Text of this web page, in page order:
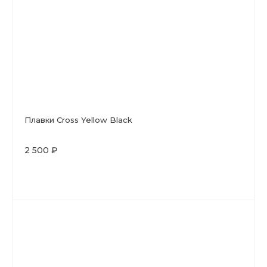
Плавки Cross Yellow Black
2 500 ₽